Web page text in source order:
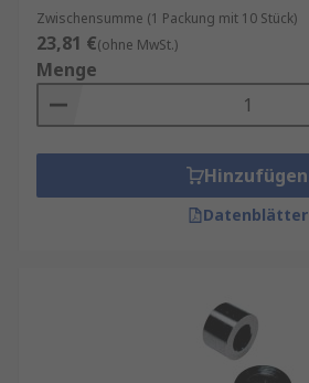
Zwischensumme (1 Packung mit 10 Stück)
23,81 €(ohne MwSt.)
Menge
Hinzufügen
Datenblätter